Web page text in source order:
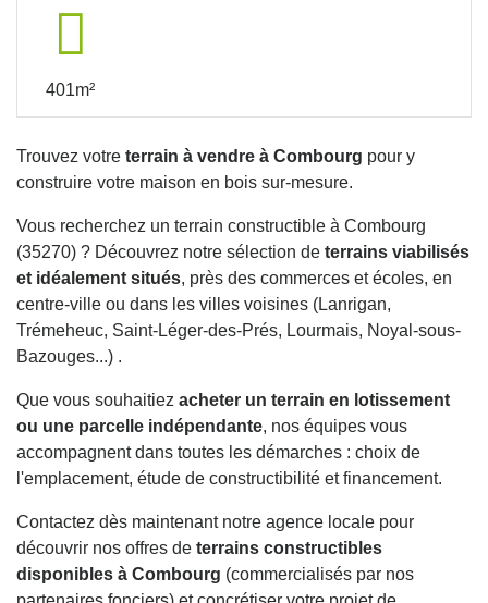
401m²
Trouvez votre terrain à vendre à Combourg pour y
construire votre maison en bois sur-mesure.
Vous recherchez un terrain constructible à Combourg
(35270) ? Découvrez notre sélection de terrains viabilisés
et idéalement situés, près des commerces et écoles, en
centre-ville ou dans les villes voisines (Lanrigan,
Trémeheuc, Saint-Léger-des-Prés, Lourmais, Noyal-sous-
Bazouges...) .
Que vous souhaitiez acheter un terrain en lotissement
ou une parcelle indépendante, nos équipes vous
accompagnent dans toutes les démarches : choix de
l'emplacement, étude de constructibilité et financement.
Contactez dès maintenant notre agence locale pour
découvrir nos offres de terrains constructibles
disponibles à Combourg (commercialisés par nos